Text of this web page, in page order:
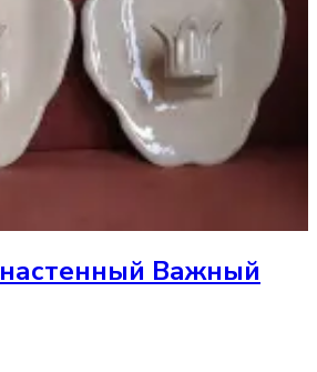
настенный Важный